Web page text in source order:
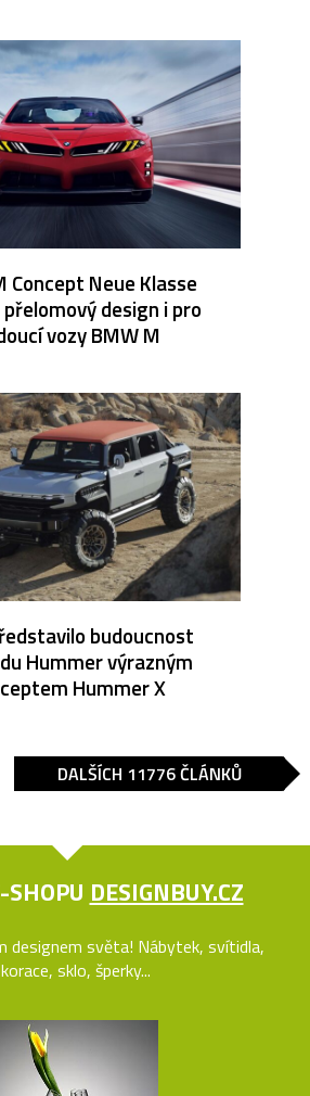
Concept Neue Klasse
design i pro
vozy BMW M
budoucnost
Hummer výrazným
Hummer X
DALŠÍCH 11776 ČLÁNKŮ
DESIGNBUY.CZ
designem světa! Nábytek, svítidla,
sklo, šperky...